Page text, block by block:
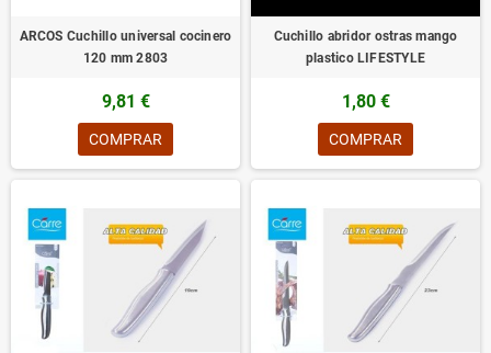
ARCOS Cuchillo universal cocinero
120 mm 2803
9,81 €
COMPRAR
Cuchillo abridor ostras mango
plastico LIFESTYLE
1,80 €
COMPRAR